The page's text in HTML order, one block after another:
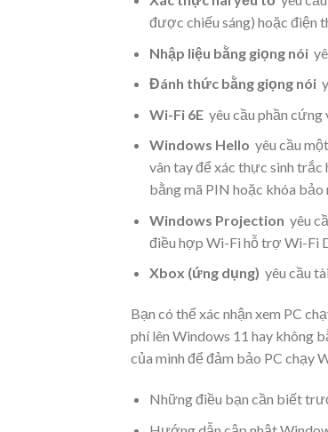
được chiếu sáng) hoặc điện
Nhập liệu bằng giọng nói
Đánh thức bằng giọng nói
Wi-Fi 6Eyêu cầu phần cứng
Windows Hello yêu cầu
vân tay để xác thực sinh
bằng mã PIN hoặc khóa
Windows Projection yêu
điều hợp Wi-Fi hỗ trợ Wi-Fi
Xbox (ứng dụng) yêu cầu
Bạn có thể xác nhận xem PC
phí lên Windows 11 hay không
của mình để đảm bảo PC chạy
Những điều bạn cần biết